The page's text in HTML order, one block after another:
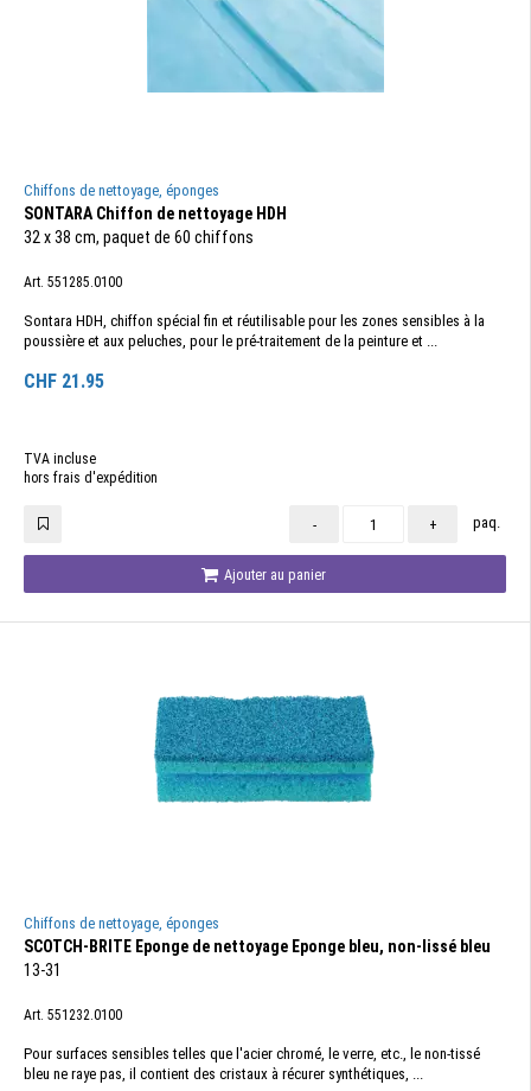
Chiffons de nettoyage, éponges
SONTARA Chiffon de nettoyage HDH
32 x 38 cm, paquet de 60 chiffons
Art. 551285.0100
Sontara HDH, chiffon spécial fin et réutilisable pour les zones sensibles à la
poussière et aux peluches, pour le pré-traitement de la peinture et ...
CHF 21.95
TVA incluse
hors frais d'expédition
- + paq.
Ajouter au panier
Chiffons de nettoyage, éponges
SCOTCH-BRITE Eponge de nettoyage Eponge bleu, non-lissé bleu
13-31
Art. 551232.0100
Pour surfaces sensibles telles que l'acier chromé, le verre, etc., le non-tissé
bleu ne raye pas, il contient des cristaux à récurer synthétiques, ...